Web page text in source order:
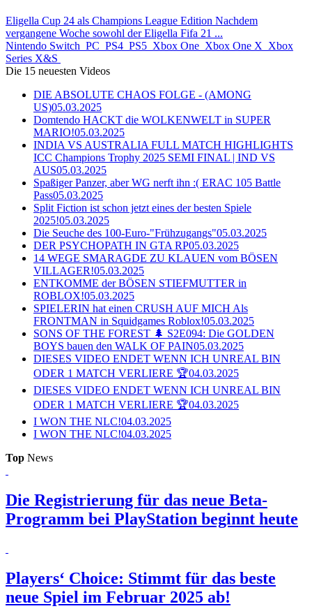
Eligella Cup 24 als Champions League Edition Nachdem
vergangene Woche sowohl der Eligella Fifa 21 ...
Nintendo Switch PC PS4 PS5 Xbox One Xbox One X Xbox
Series X&S
Die 15 neuesten Videos
DIE ABSOLUTE CHAOS FOLGE - (AMONG
US)05.03.2025
Domtendo HACKT die WOLKENWELT in SUPER
MARIO!05.03.2025
INDIA VS AUSTRALIA FULL MATCH HIGHLIGHTS
ICC Champions Trophy 2025 SEMI FINAL | IND VS
AUS05.03.2025
Spaßiger Panzer, aber WG nerft ihn :( ERAC 105 Battle
Pass05.03.2025
Split Fiction ist schon jetzt eines der besten Spiele
2025!05.03.2025
Die Seuche des 100-Euro-"Frühzugangs"05.03.2025
DER PSYCHOPATH IN GTA RP05.03.2025
14 WEGE SMARAGDE ZU KLAUEN vom BÖSEN
VILLAGER!05.03.2025
ENTKOMME der BÖSEN STIEFMUTTER in
ROBLOX!05.03.2025
SPIELERIN hat einen CRUSH AUF MICH Als
FRONTMAN in Squidgames Roblox!05.03.2025
SONS OF THE FOREST 🌲 S2E094: Die GOLDEN
BOYS bauen den WALK OF PAIN05.03.2025
DIESES VIDEO ENDET WENN ICH UNREAL BIN
ODER 1 MATCH VERLIERE 🏆04.03.2025
DIESES VIDEO ENDET WENN ICH UNREAL BIN
ODER 1 MATCH VERLIERE 🏆04.03.2025
I WON THE NLC!04.03.2025
I WON THE NLC!04.03.2025
Top News
Die Registrierung für das neue Beta-
Programm bei PlayStation beginnt heute
Players‘ Choice: Stimmt für das beste
neue Spiel im Februar 2025 ab!